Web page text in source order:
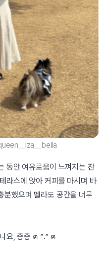
동안 여유로움이 느껴지는 잔
라스에 앉아 커피를 마시며 바
분했으며 벨라도 공간을 너무
요, 총총 ฅ ^.^ ฅ